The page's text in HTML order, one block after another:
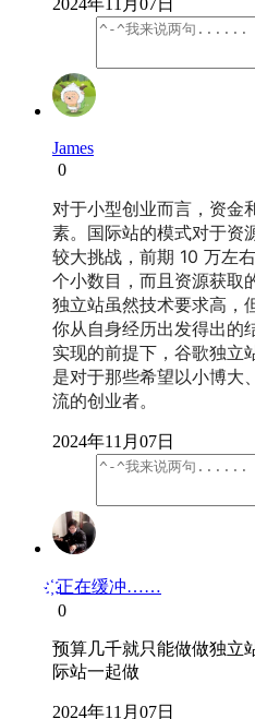
2024年11月07日
James
0
对于小型创业而言，资金
素。国际站的模式对于资
较大挑战，前期 10 万左
个小数目，而且资源获取
独立站虽然技术要求高，
你从自身经历出发得出的
实现的前提下，谷歌独立
是对于那些希望以小博大
流的创业者。
2024年11月07日
҉ 正在缓冲……
0
预算几千就只能做做独立
际站一起做
2024年11月07日